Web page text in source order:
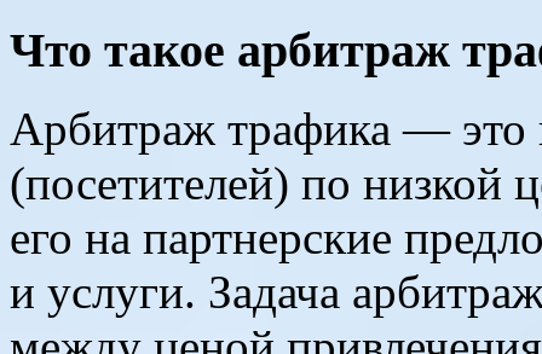
Что такое арбитраж
Арбитраж трафика — это
(посетителей) по низкой
его на партнерские
и услуги. Задача